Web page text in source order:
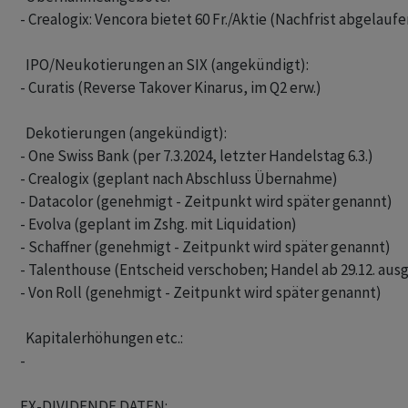
- Crealogix: Vencora bietet 60 Fr./Aktie (Nachfrist
  IPO/Neukotierungen an SIX (angekündigt):
- Curatis (Reverse Takover Kinarus, im Q2 erw.)
  Dekotierungen (angekündigt):
- One Swiss Bank (per 7.3.2024, letzter Handelstag 6.3.)
- Crealogix (geplant nach Abschluss Übernahme)
- Datacolor (genehmigt - Zeitpunkt wird später genannt)
- Evolva (geplant im Zshg. mit Liquidation)
- Schaffner (genehmigt - Zeitpunkt wird später genannt)
- Talenthouse (Entscheid verschoben; Handel ab 29.12.
- Von Roll (genehmigt - Zeitpunkt wird später genannt)
  Kapitalerhöhungen etc.:
-